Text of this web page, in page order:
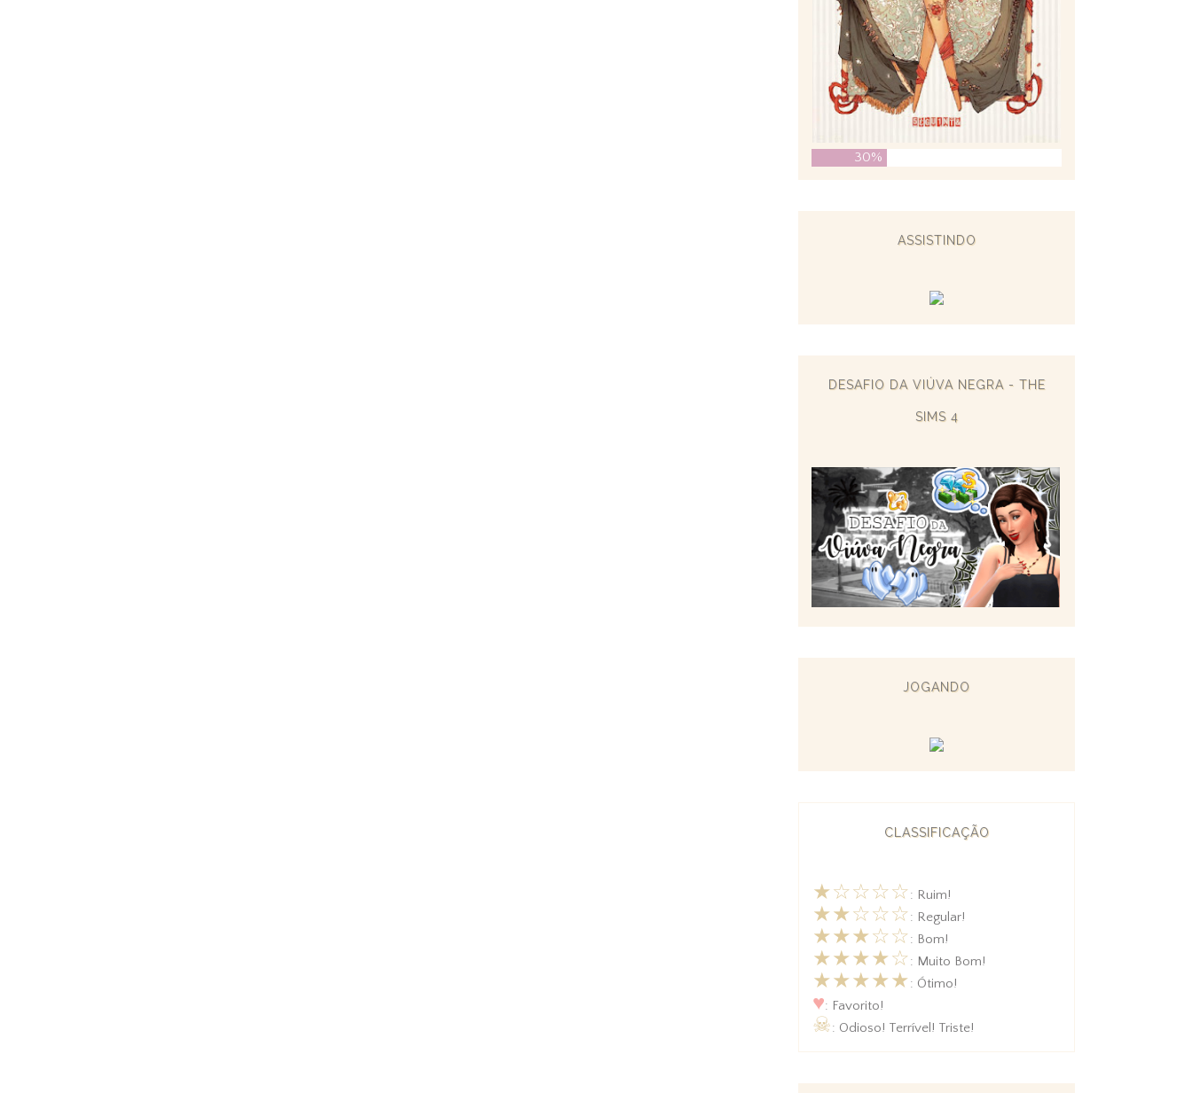
30%
ASSISTINDO
DESAFIO DA VIÚVA NEGRA - THE
SIMS 4
JOGANDO
CLASSIFICAÇÃO
★☆☆☆☆: Ruim!
★★☆☆☆: Regular!
★★★☆☆: Bom!
★★★★☆: Muito Bom!
★★★★★: Ótimo!
♥: Favorito!
☠: Odioso! Terrível! Triste!